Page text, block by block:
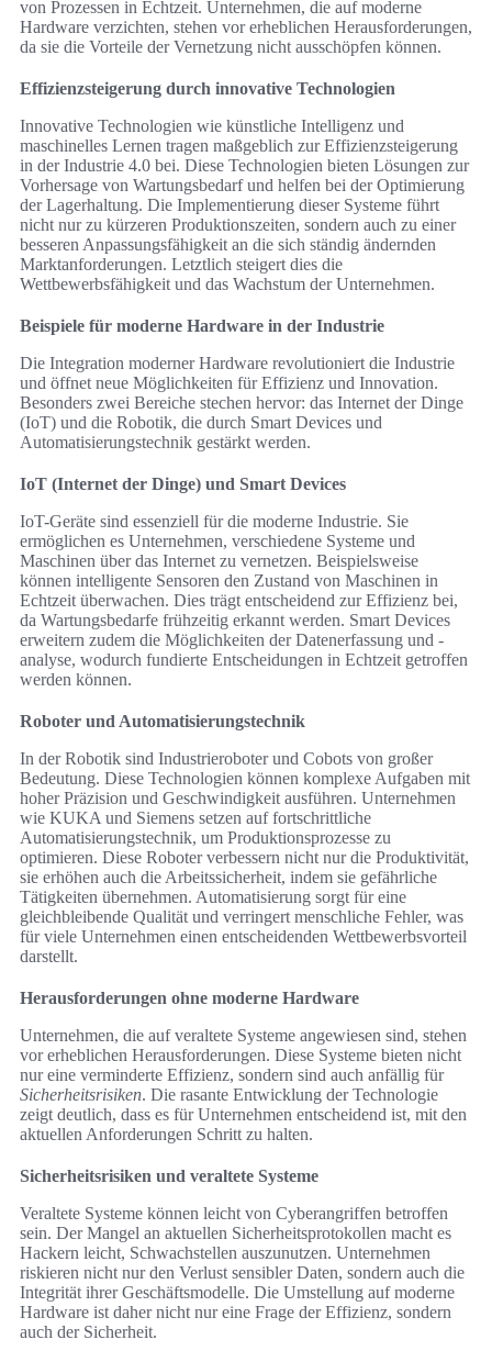
von Prozessen in Echtzeit. Unternehmen, die auf moderne
Hardware verzichten, stehen vor erheblichen Herausforderungen,
da sie die Vorteile der Vernetzung nicht ausschöpfen können.
Effizienzsteigerung durch innovative Technologien
Innovative Technologien wie künstliche Intelligenz und
maschinelles Lernen tragen maßgeblich zur Effizienzsteigerung
in der Industrie 4.0 bei. Diese Technologien bieten Lösungen zur
Vorhersage von Wartungsbedarf und helfen bei der Optimierung
der Lagerhaltung. Die Implementierung dieser Systeme führt
nicht nur zu kürzeren Produktionszeiten, sondern auch zu einer
besseren Anpassungsfähigkeit an die sich ständig ändernden
Marktanforderungen. Letztlich steigert dies die
Wettbewerbsfähigkeit und das Wachstum der Unternehmen.
Beispiele für moderne Hardware in der Industrie
Die Integration moderner Hardware revolutioniert die Industrie
und öffnet neue Möglichkeiten für Effizienz und Innovation.
Besonders zwei Bereiche stechen hervor: das Internet der Dinge
(IoT) und die Robotik, die durch Smart Devices und
Automatisierungstechnik gestärkt werden.
IoT (Internet der Dinge) und Smart Devices
IoT-Geräte sind essenziell für die moderne Industrie. Sie
ermöglichen es Unternehmen, verschiedene Systeme und
Maschinen über das Internet zu vernetzen. Beispielsweise
können intelligente Sensoren den Zustand von Maschinen in
Echtzeit überwachen. Dies trägt entscheidend zur Effizienz bei,
da Wartungsbedarfe frühzeitig erkannt werden. Smart Devices
erweitern zudem die Möglichkeiten der Datenerfassung und -
analyse, wodurch fundierte Entscheidungen in Echtzeit getroffen
werden können.
Roboter und Automatisierungstechnik
In der Robotik sind Industrieroboter und Cobots von großer
Bedeutung. Diese Technologien können komplexe Aufgaben mit
hoher Präzision und Geschwindigkeit ausführen. Unternehmen
wie KUKA und Siemens setzen auf fortschrittliche
Automatisierungstechnik, um Produktionsprozesse zu
optimieren. Diese Roboter verbessern nicht nur die Produktivität,
sie erhöhen auch die Arbeitssicherheit, indem sie gefährliche
Tätigkeiten übernehmen. Automatisierung sorgt für eine
gleichbleibende Qualität und verringert menschliche Fehler, was
für viele Unternehmen einen entscheidenden Wettbewerbsvorteil
darstellt.
Herausforderungen ohne moderne Hardware
Unternehmen, die auf veraltete Systeme angewiesen sind, stehen
vor erheblichen Herausforderungen. Diese Systeme bieten nicht
nur eine verminderte Effizienz, sondern sind auch anfällig für
Sicherheitsrisiken. Die rasante Entwicklung der Technologie
zeigt deutlich, dass es für Unternehmen entscheidend ist, mit den
aktuellen Anforderungen Schritt zu halten.
Sicherheitsrisiken und veraltete Systeme
Veraltete Systeme können leicht von Cyberangriffen betroffen
sein. Der Mangel an aktuellen Sicherheitsprotokollen macht es
Hackern leicht, Schwachstellen auszunutzen. Unternehmen
riskieren nicht nur den Verlust sensibler Daten, sondern auch die
Integrität ihrer Geschäftsmodelle. Die Umstellung auf moderne
Hardware ist daher nicht nur eine Frage der Effizienz, sondern
auch der Sicherheit.